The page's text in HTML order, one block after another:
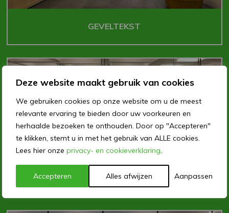
Deze website maakt gebruik van cookies
We gebruiken cookies op onze website om u de meest
relevante ervaring te bieden door uw voorkeuren en
herhaalde bezoeken te onthouden. Door op "Accepteren"
te klikken, stemt u in met het gebruik van ALLE cookies.
Lees hier onze privacy- en cookieverklaring.
Aanpassen
Alles afwijzen
Accepteren
GEVELTEKST
WITTE TEKSTEN OP GLASWAND